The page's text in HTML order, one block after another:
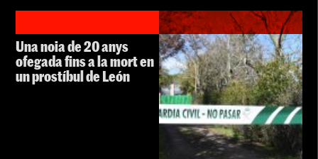
Una noia de 20 anys
ofegada fins a la mort en
un prostíbul de León